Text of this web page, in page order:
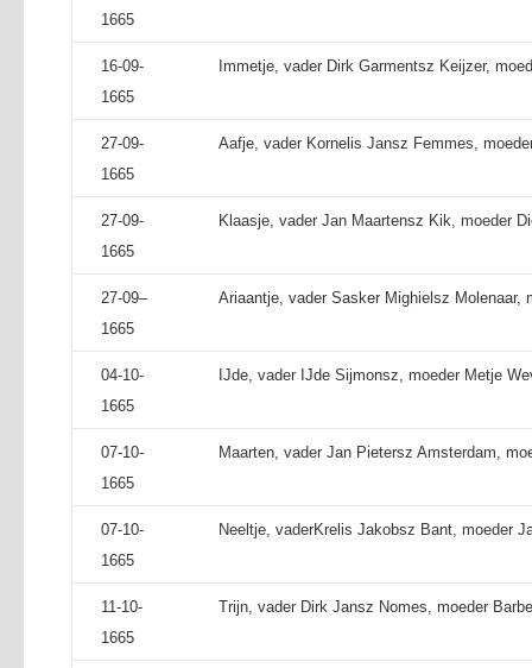
1665
16-09-
1665
Immetje, vader Dirk Garmentsz Keijzer,
27-09-
1665
Aafje, vader Kornelis Jansz Femmes,
27-09-
1665
Klaasje, vader Jan Maartensz Kik, moeder
27-09–
1665
Ariaantje, vader Sasker Mighielsz Molenaar,
04-10-
1665
IJde, vader IJde Sijmonsz, moeder Metje
07-10-
1665
Maarten, vader Jan Pietersz Amsterdam,
07-10-
1665
Neeltje, vaderKrelis Jakobsz Bant, moeder
11-10-
1665
Trijn, vader Dirk Jansz Nomes, moeder